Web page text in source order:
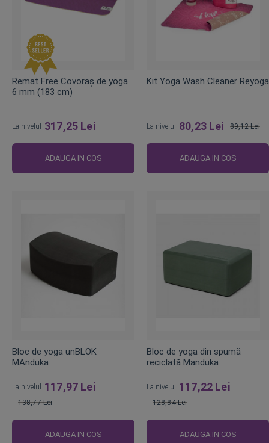
Remat Free Covoraș de yoga
6 mm (183 cm)
La nivelul 317,25 Lei
ADAUGA IN COS
Kit Yoga Wash Cleaner Reyoga
La nivelul 80,23 Lei
obisnuit
89,12 Lei
ADAUGA IN COS
Bloc de yoga unBLOK
MAnduka
La nivelul 117,97 Lei
138,77 Lei
ADAUGA IN COS
Bloc de yoga din spumă
reciclată Manduka
La nivelul 117,22 Lei
128,84 Lei
ADAUGA IN COS